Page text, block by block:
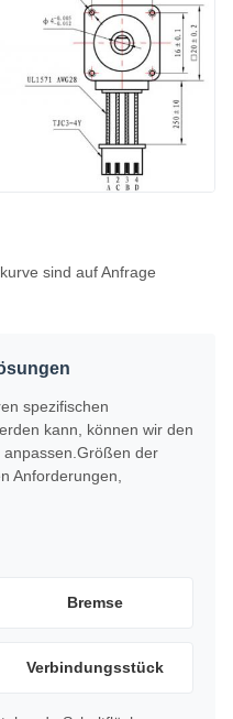
sind auf Anfrage
spezifischen
kann, können wir den
der
Anforderungen,
Bremse
Verbindungsstück